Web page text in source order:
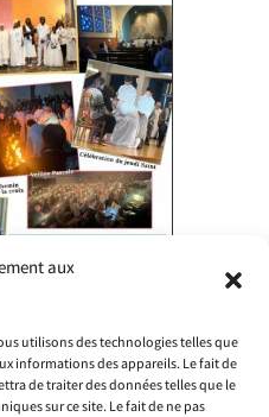
aux
utilisons des technologies telles que
informations des appareils. Le fait de
de traiter des données telles que le
sur ce site. Le fait de ne pas